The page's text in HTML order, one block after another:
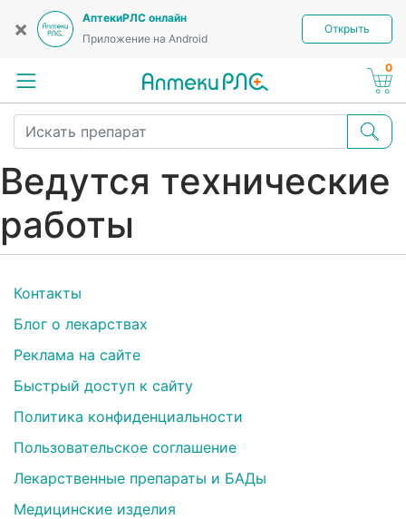
×
АптекиРЛС онлайн
Приложение на Android
Открыть
0
Ведутся технические
работы
Контакты
Блог о лекарствах
Реклама на сайте
Быстрый доступ к сайту
Политика конфиденциальности
Пользовательское соглашение
Лекарственные препараты и БАДы
Медицинские изделия